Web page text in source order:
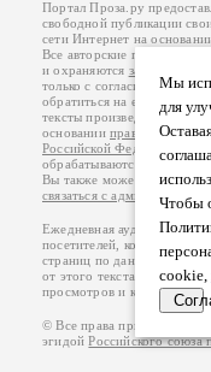
Мы
для
Чтобы
cookie,
Портал Проза.ру
свободной публикации
сети Интернет на
Все авторские права на
и охраняются законом
.
только с согласия его
обратиться на его
тексты произведений
основанииправил
Российской Федерации
обрабатываются на
Вы также можете
связаться с администрацией
Ежедневная аудитория
посетителей, которые в
страниц по данным
от этого текста. В каждой
просмотров и количество
© Все права принадлежат
эгидойРоссийского союза